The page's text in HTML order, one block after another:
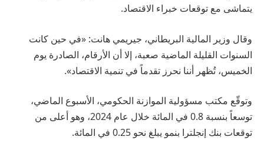
يتماشى مع توقعات خبراء الاقتصاد.
وقال وزير المالية البريطاني، جيريمي هانت: «في حين كانت
السنوات القليلة الماضية صعبة، إلا أن الأرقام، الصادرة يوم
الخميس، تُظهر أننا نحرز تقدماً في تنمية الاقتصاد».
وتوقّع مكتب مسؤولية الموازنة الحكومي، الأسبوع الماضي،
توسعاً بنسبة 0.8 في المائة خلال عام 2024، وهو أعلى من
توقعات بنك إنجلترا بنمو يبلغ نحو 0.25 في المائة.